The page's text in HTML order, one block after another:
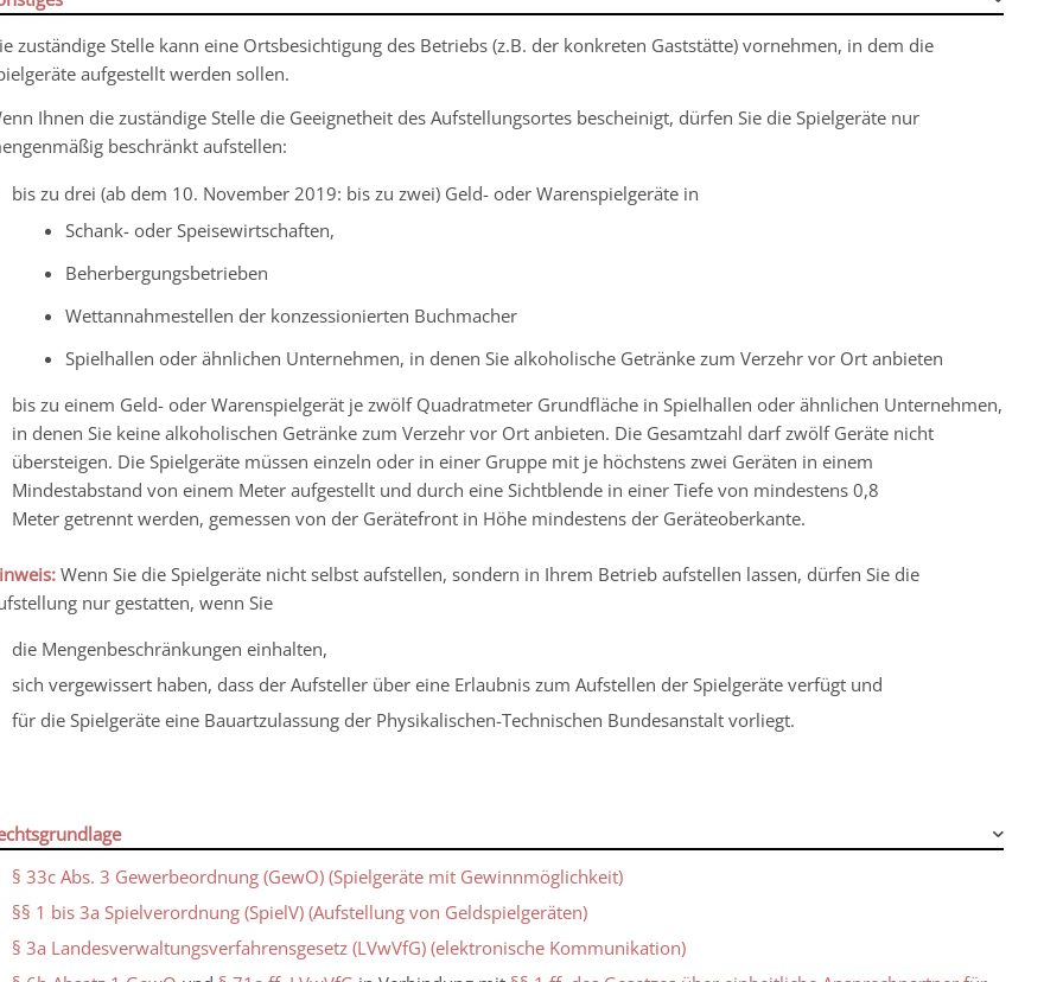
zuständige Stelle kann eine Ortsbesichtigung des Betriebs (z.B. der konkreten Gaststätte) vornehmen, in dem die
aufgestellt werden sollen.
Ihnen die zuständige Stelle die Geeignetheit des Aufstellungsortes bescheinigt, dürfen Sie die Spielgeräte nur
beschränkt aufstellen:
bis zu drei (ab dem 10. November 2019: bis zu zwei) Geld- oder Warenspielgeräte in
Schank- oder Speisewirtschaften,
Beherbergungsbetrieben
Wettannahmestellen der konzessionierten Buchmacher
Spielhallen oder ähnlichen Unternehmen, in denen Sie alkoholische Getränke zum Verzehr vor Ort anbieten
bis zu einem Geld- oder Warenspielgerät je zwölf Quadratmeter Grundfläche in Spielhallen oder ähnlichen Unternehmen,
in denen Sie keine alkoholischen Getränke zum Verzehr vor Ort anbieten. Die Gesamtzahl darf zwölf Geräte nicht
übersteigen. Die Spielgeräte müssen einzeln oder in einer Gruppe mit je höchstens zwei Geräten in einem
Mindestabstand von einem Meter aufgestellt und durch eine Sichtblende in einer Tiefe von mindestens 0,8
Meter getrennt werden, gemessen von der Gerätefront in Höhe mindestens der Geräteoberkante.
Wenn Sie die Spielgeräte nicht selbst aufstellen, sondern in Ihrem Betrieb aufstellen lassen, dürfen Sie die
nur gestatten, wenn Sie
die Mengenbeschränkungen einhalten,
sich vergewissert haben, dass der Aufsteller über eine Erlaubnis zum Aufstellen der Spielgeräte verfügt und
für die Spielgeräte eine Bauartzulassung der Physikalischen-Technischen Bundesanstalt vorliegt.
§ 33c Abs. 3 Gewerbeordnung (GewO) (Spielgeräte mit Gewinnmöglichkeit)
§§ 1 bis 3a Spielverordnung (SpielV) (Aufstellung von Geldspielgeräten)
§ 3a Landesverwaltungsverfahrensgesetz (LVwVfG) (elektronische Kommunikation)